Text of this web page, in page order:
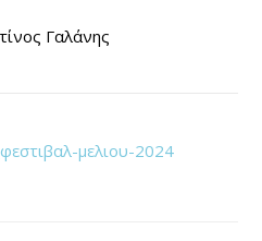
Γαλάνης
μελιου-2024